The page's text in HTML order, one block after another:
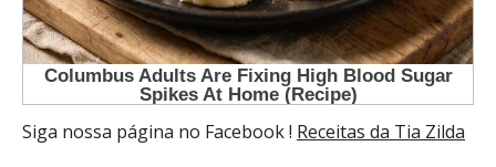
Siga nossa página no Facebook ! Receitas da Tia Zilda